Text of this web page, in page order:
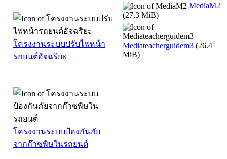
โครงงานระบบปรับไฟหน้า
รถยนต์อัจฉริยะ
โครงงานระบบป้องกันภัย
จากก๊าซพิษในรถยนต์
MediaM2
(27.3 MiB)
Mediateacherguidem3 (26.4
MiB)